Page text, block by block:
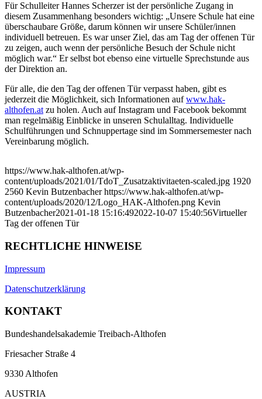
Für Schulleiter Hannes Scherzer ist der persönliche Zugang in
diesem Zusammenhang besonders wichtig: „Unsere Schule hat eine
überschaubare Größe, darum können wir unsere Schüler/innen
individuell betreuen. Es war unser Ziel, das am Tag der offenen Tür
zu zeigen, auch wenn der persönliche Besuch der Schule nicht
möglich war.“ Er selbst bot ebenso eine virtuelle Sprechstunde aus
der Direktion an.
Für alle, die den Tag der offenen Tür verpasst haben, gibt es
jederzeit die Möglichkeit, sich Informationen aufwww.hak-
althofen.at zu holen. Auch auf Instagram und Facebook bekommt
man regelmäßig Einblicke in unseren Schulalltag. Individuelle
Schulführungen und Schnuppertage sind im Sommersemester nach
Vereinbarung möglich.
https://www.hak-althofen.at/wp-
content/uploads/2021/01/TdoT_Zusatzaktivitaeten-scaled.jpg 1920
2560 Kevin Butzenbacher https://www.hak-althofen.at/wp-
content/uploads/2020/12/Logo_HAK-Althofen.png Kevin
Butzenbacher2021-01-18 15:16:492022-10-07 15:40:56Virtueller
Tag der offenen Tür
RECHTLICHE HINWEISE
Impressum
Datenschutzerklärung
KONTAKT
Bundeshandelsakademie Treibach-Althofen
Friesacher Straße 4
9330 Althofen
AUSTRIA